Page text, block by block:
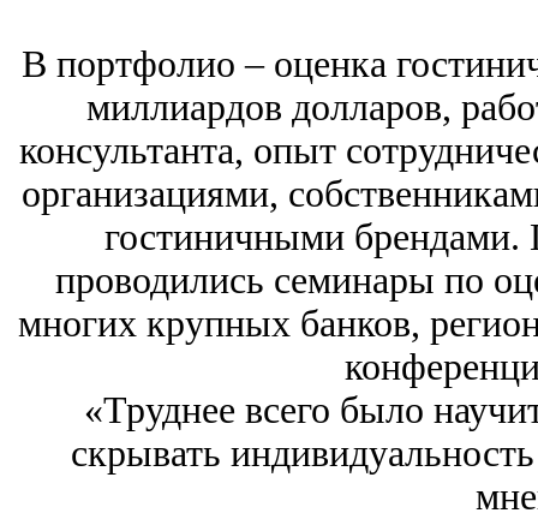
В портфолио – оценка
миллиардов долларов,
консультанта, опыт
организациями,
гостиничными брендами.
проводились семинары по
многих крупных банков,
«Труднее всего было
скрывать